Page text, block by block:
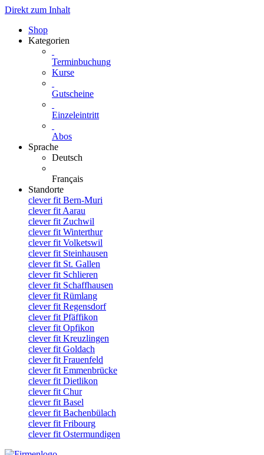
Direkt zum Inhalt
Shop
Kategorien
Terminbuchung
Kurse
Gutscheine
Einzeleintritt
Abos
Sprache
Deutsch
Français
Standorte
clever fit Bern-Muri
clever fit Aarau
clever fit Zuchwil
clever fit Winterthur
clever fit Volketswil
clever fit Steinhausen
clever fit St. Gallen
clever fit Schlieren
clever fit Schaffhausen
clever fit Rümlang
clever fit Regensdorf
clever fit Pfäffikon
clever fit Opfikon
clever fit Kreuzlingen
clever fit Goldach
clever fit Frauenfeld
clever fit Emmenbrücke
clever fit Dietlikon
clever fit Chur
clever fit Basel
clever fit Bachenbülach
clever fit Fribourg
clever fit Ostermundigen